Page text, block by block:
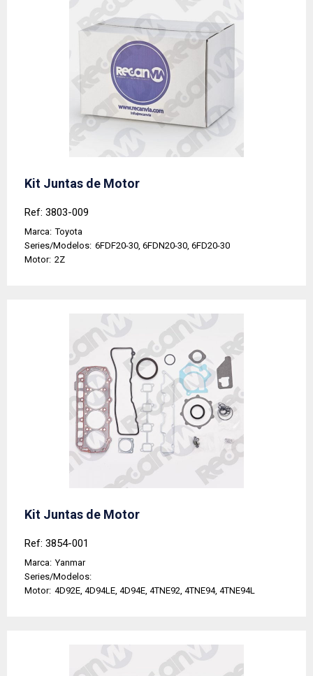
Kit Juntas de Motor
Ref: 3803-009
Marca: Toyota
Series/Modelos: 6FDF20-30, 6FDN20-30, 6FD20-30
Motor: 2Z
Kit Juntas de Motor
Ref: 3854-001
Marca: Yanmar
Series/Modelos:
Motor: 4D92E, 4D94LE, 4D94E, 4TNE92, 4TNE94, 4TNE94L